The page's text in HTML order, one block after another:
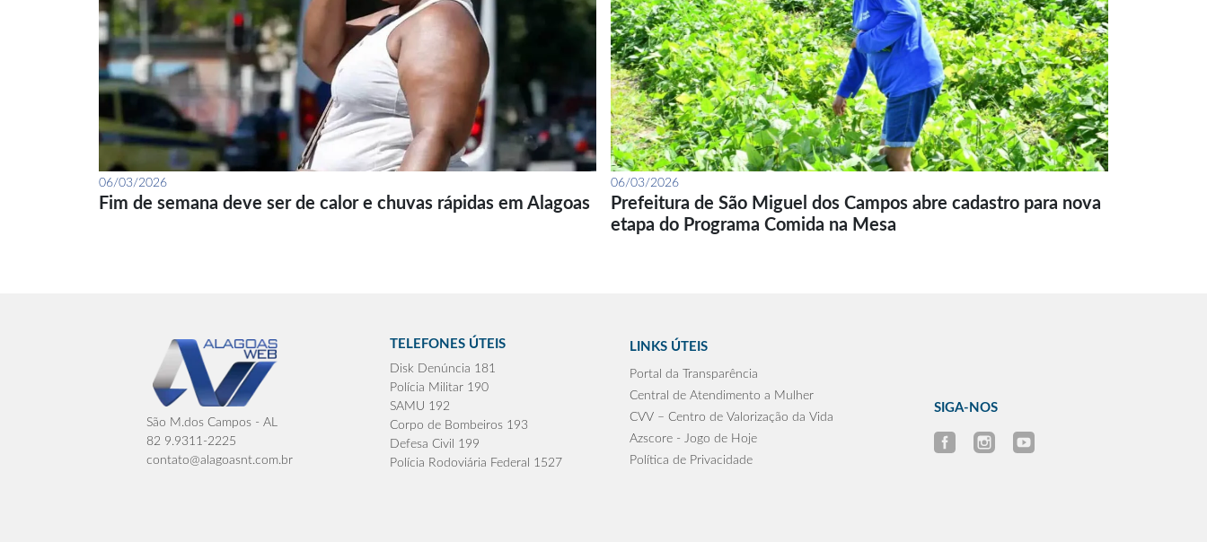
06/03/2026
Fim de semana deve ser de calor e chuvas rápidas em Alagoas
06/03/2026
Prefeitura de São Miguel dos Campos abre cadastro para nova
etapa do Programa Comida na Mesa
São M.dos Campos - AL
82 9.9311-2225
contato@alagoasnt.com.br
TELEFONES ÚTEIS
Disk Denúncia 181
Polícia Militar 190
SAMU 192
Corpo de Bombeiros 193
Defesa Civil 199
Polícia Rodoviária Federal 1527
LINKS ÚTEIS
Portal da Transparência
Central de Atendimento a Mulher
CVV – Centro de Valorização da Vida
Azscore - Jogo de Hoje
Política de Privacidade
SIGA-NOS